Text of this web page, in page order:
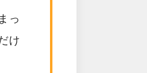
っ
け